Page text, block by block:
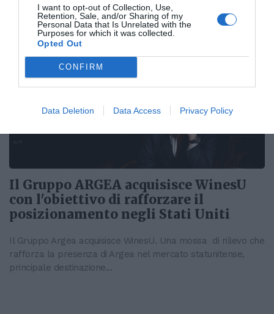
I want to opt-out of Collection, Use,
Retention, Sale, and/or Sharing of my
Personal Data that Is Unrelated with the
Purposes for which it was collected.
Opted Out
CONFIRM
Data Deletion Data Access Privacy Policy
marchio che certifica la qualità della produzione agricola
biodinamica. Nella giornata...
Il Gruppo ARGEA acquisisce WinesU
con l'obiettivo di rafforzare il
posizionamento negli Stati Uniti
Il Gruppo Argea acquisisce WinesU. Una mossa di rilievo che
rafforza la presenza di Argea nel mercato statunitense,
principale destinazione...